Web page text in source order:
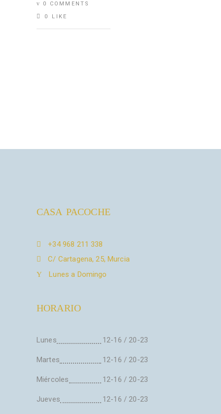
0 COMMENTS
0
LIKE
CASA PACOCHE
+34 968 211 338
C/ Cartagena, 25, Murcia
Lunes a Domingo
HORARIO
Lunes 12-16 / 20-23
Martes 12-16 / 20-23
Miércoles 12-16 / 20-23
Jueves 12-16 / 20-23